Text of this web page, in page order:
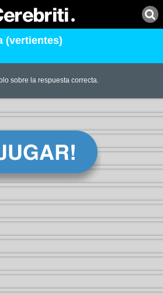
(vertientes)
sobre la respuesta correcta.